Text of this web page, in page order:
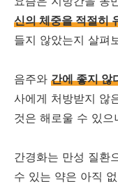
신의 체중을 적절히
들지 않았는지 살펴
음주와 간에 좋지 않
사에게 처방받지 않
것은 해로울 수 있
간경화는 만성 질환
수 있는 약은 아직